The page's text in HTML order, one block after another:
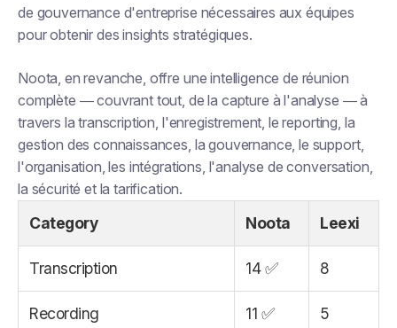
de gouvernance d'entreprise nécessaires aux équipes
pour obtenir des insights stratégiques.
Noota, en revanche, offre une intelligence de réunion
complète — couvrant tout, de la capture à l'analyse — à
travers la transcription, l'enregistrement, le reporting, la
gestion des connaissances, la gouvernance, le support,
l'organisation, les intégrations, l'analyse de conversation,
la sécurité et la tarification.
Category Noota Leexi
Transcription 14 ✅ 8
Recording 11 ✅ 5